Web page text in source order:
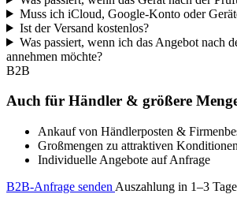
Muss ich iCloud, Google-Konto oder
Ist der Versand kostenlos?
Was passiert, wenn ich das Angebot nach
annehmen möchte?
B2B
Auch für Händler & größere
Ankauf von Händlerposten &
Großmengen zu attraktiven Konditionen
Individuelle Angebote auf Anfrage
B2B-Anfrage senden Auszahlung in 1–3